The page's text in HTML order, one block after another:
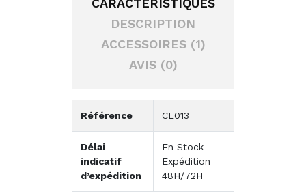
CARACTÉRISTIQUES
DESCRIPTION
ACCESSOIRES (1)
AVIS (0)
Référence CL013
Délai
indicatif
d’expédition
En Stock -
Expédition
48H/72H